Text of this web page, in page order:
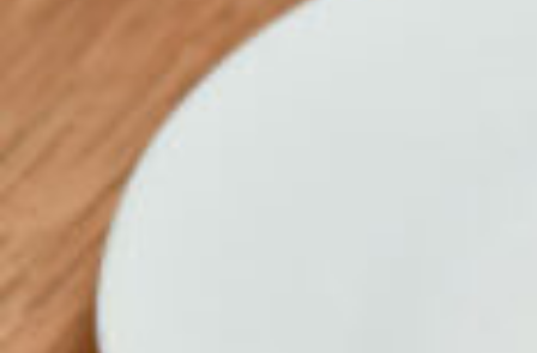
MAIN MENU
SERIES
カレーが好き